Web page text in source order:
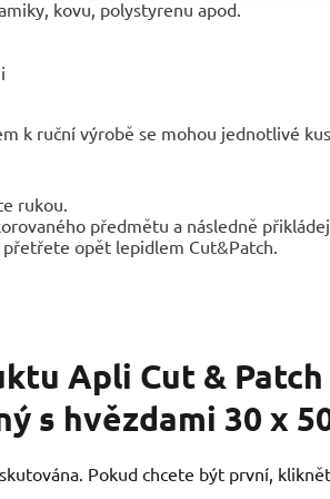
kovu, polystyrenu apod.
k ruční výrobě se mohou jednotlivé
rukou.
předmětu a následně
opět lepidlem Cut&Patch.
Apli Cut &
s hvězdami 30 x
Pokud chcete být první,